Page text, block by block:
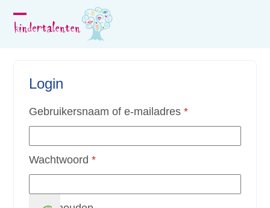
Open
Close
Login
Gebruikersnaam of e-mailadres*Vereist
Wachtwoord*Vereist